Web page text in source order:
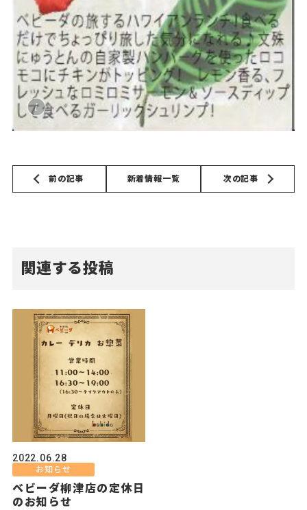
前の記事 次の記事
新着情報一覧
関連する投稿
2022.06.28
お知らせ
ベビーダ柳津店の定休日
のお知らせ